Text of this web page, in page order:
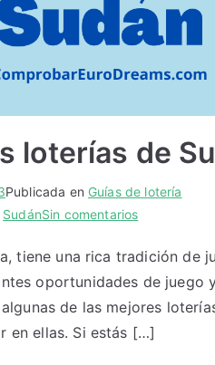
loterías de
Publicada en Guías de lotería
SudánSin comentariosen
de
las
mejores
loterías
tiene una rica tradición de
oportunidades de juego
de las mejores
en ellas. Si estás […]